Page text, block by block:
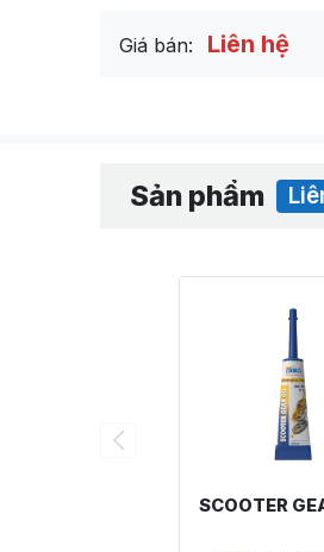
Giá bán: Liên hệ
Sản phẩm
SCOOTER